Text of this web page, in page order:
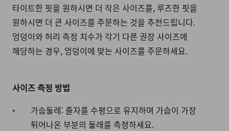
타이트한 핏을 원하시면 더 작은 사이즈를, 루즈한 핏을
원하시면 더 큰 사이즈를 주문하는 것을 추천드립니다.
엉덩이와 허리 측정 치수가 각기 다른 권장 사이즈에
해당하는 경우, 엉덩이에 맞는 사이즈를 주문하세요.
사이즈 측정 방법
가슴둘레: 줄자를 수평으로 유지하며 가슴이 가장
튀어나온 부분의 둘레를 측정하세요.